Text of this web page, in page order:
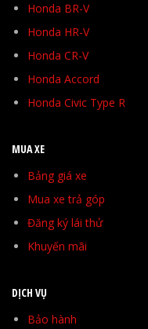
Honda BR-V
Honda HR-V
Honda CR-V
Honda Accord
Honda Civic Type R
MUA XE
Bảng giá xe
Mua xe trả góp
Đăng ký lái thử
Khuyến mãi
DỊCH VỤ
Bảo hành